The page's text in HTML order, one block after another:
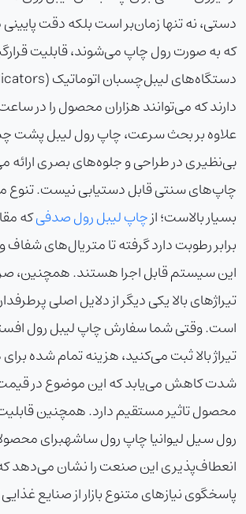
دستی، نه تنها زمان‌بر است بلکه دقت پایینی
که به صورت رول چاپ می‌شوند، قابلیت
دارند که می‌توانند هزاران محصول را در
علاوه بر بحث سرعت،چاپ رول لیبل پشت
بی‌نظیری در طراحی و جلوه‌های بصری ارائه
چاپ‌های سنتی قابل دستیابی نیست. تنوع
بسیار بالاست؛ ازچاپ لیبل رول صدفیکه
برابر رطوبت دارد گرفته تا متریال‌های شفاف
این سیستم قابل اجرا هستند. همچنین،
تیراژهای بالا یکی دیگر از دلایل اصلی
است. وقتی شما سفارشچاپ لیبل رول
تیراژ بالا ثبت می‌کنید، هزینه تمام شده
شدت کاهش می‌یابد که این موضوع در
محصول تاثیر مستقیم دارد. همچنین
رول سیل لیوانیاچاپ رول ساشهبرای
انعطاف‌پذیری این صنعت را نشان می‌دهد
پاسخگوی نیازهای متنوع بازار از صنایع